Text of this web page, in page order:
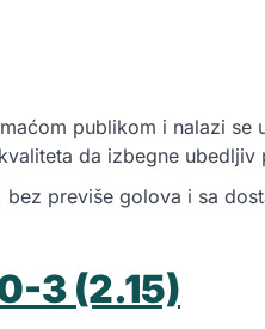
publikom i nalazi se
da izbegne ubedljiv
previše golova i sa
3 (2.15)